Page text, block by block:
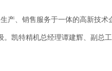
产、销售服务于一体的高新技
凯特精机总经理谭建辉、副总